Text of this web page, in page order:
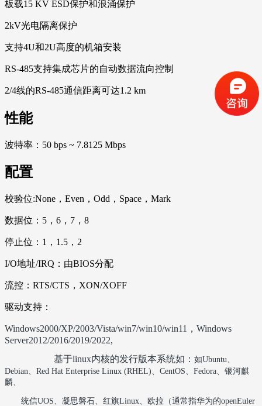
板载15 KV ESD保护和浪涌保护
2kV光电隔离保护
支持4U和2U高度的机箱安装
RS-485支持集成芯片的自动数据流向控制
2/4线的RS-485通信距离可达1.2 km
性能
波特率：50 bps ~ 7.8125 Mbps
配置
校验位:None，Even，Odd，Space，Mark
数据位：5，6，7，8
停止位：1，1.5，2
I/O地址/IRQ：由BIOS分配
流控：RTS/CTS，XON/XOFF
驱动支持：
Windows2000/XP/2003/Vista/win7/win10/win11，Windows
Server2012/2016/2019/2022,
基于linux内核的发行版本系统如： 如‌Ubuntu‌、
Debian‌、 Red Hat Enterprise Linux (RHEL)‌、 ‌CentOS、 Fedora、银河麒
麟、
统信UOS‌ 、凝思磐石 、红旗Linux 、欧拉（通常指华为的openEuler